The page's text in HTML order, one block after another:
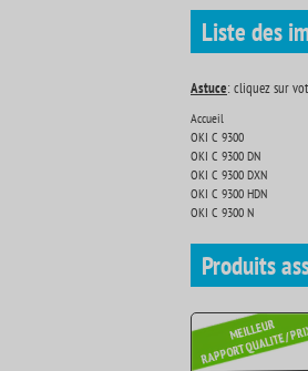
Liste des
Astuce: cliquez sur
Accueil
OKI C 9300
OKI C 9300 DN
OKI C 9300 DXN
OKI C 9300 HDN
OKI C 9300 N
Produits